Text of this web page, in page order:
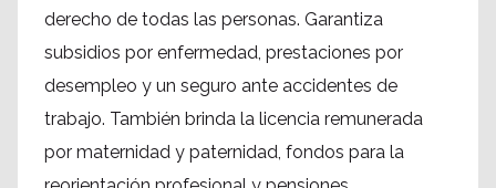
derecho de todas las personas. Garantiza
subsidios por enfermedad, prestaciones por
desempleo y un seguro ante accidentes de
trabajo. También brinda la licencia remunerada
por maternidad y paternidad, fondos para la